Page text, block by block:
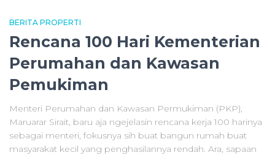
BERITA PROPERTI
Rencana 100 Hari Kementerian
Perumahan dan Kawasan
Pemukiman
Menteri Perumahan dan Kawasan Permukiman (PKP),
Maruarar Sirait, baru aja ngejelasin rencana kerja 100 harinya
sebagai menteri, fokusnya sih buat bangun rumah buat
masyarakat kecil yang penghasilannya rendah. Ara, sapaan